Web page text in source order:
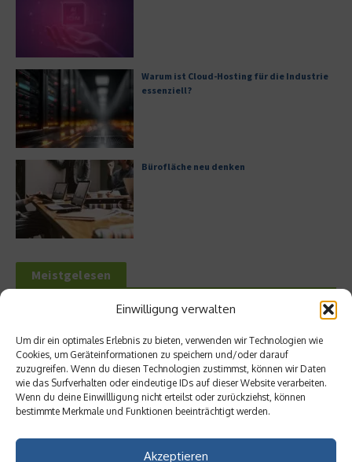
Einwilligung verwalten
Um dir ein optimales Erlebnis zu bieten, verwenden wir Technologien wie
Cookies, um Geräteinformationen zu speichern und/oder darauf
zuzugreifen. Wenn du diesen Technologien zustimmst, können wir Daten
wie das Surfverhalten oder eindeutige IDs auf dieser Website verarbeiten.
Wenn du deine Einwillligung nicht erteilst oder zurückziehst, können
bestimmte Merkmale und Funktionen beeinträchtigt werden.
Akzeptieren
Warum ist Cloud-Hosting für die Industrie
essenziell?
Bürofläche neu denken
Meistgelesen
Leitfaden zur Eröffnung eines
Hilton Worldwide: Eine Ikone der globalen
Hotellerie im Wandel der Zeit